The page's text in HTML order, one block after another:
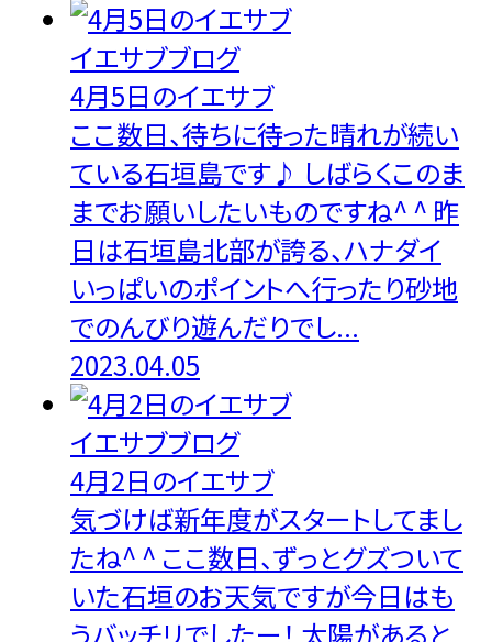
イエサブブログ
4月5日のイエサブ
ここ数日、待ちに待った晴れが続い
ている石垣島です♪ しばらくこのま
までお願いしたいものですね^ ^ 昨
日は石垣島北部が誇る、ハナダイ
いっぱいのポイントへ行ったり砂地
でのんびり遊んだりでし...
2023.04.05
イエサブブログ
4月2日のイエサブ
気づけば新年度がスタートしてまし
たね^ ^ ここ数日、ずっとグズついて
いた石垣のお天気ですが今日はも
うバッチリでしたー！ 太陽があると